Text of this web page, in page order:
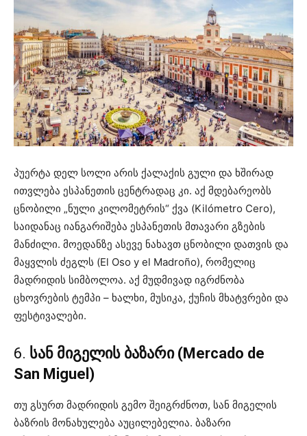
პუერტა დელ სოლი არის ქალაქის გული და ხშირად
ითვლება ესპანეთის ცენტრადაც კი. აქ მდებარეობს
ცნობილი „ნული კილომეტრის“ ქვა (Kilómetro Cero),
საიდანაც იანგარიშება ესპანეთის მთავარი გზების
მანძილი. მოედანზე ასევე ნახავთ ცნობილი დათვის და
მაყვლის ძეგლს (El Oso y el Madroño), რომელიც
მადრიდის სიმბოლოა. აქ მუდმივად იგრძნობა
ცხოვრების ტემპი – ხალხი, მუსიკა, ქუჩის მხატვრები და
ფესტივალები.
6. სან მიგელის ბაზარი (Mercado de
San Miguel)
თუ გსურთ მადრიდის გემო შეიგრძნოთ, სან მიგელის
ბაზრის მონახულება აუცილებელია. ბაზარი